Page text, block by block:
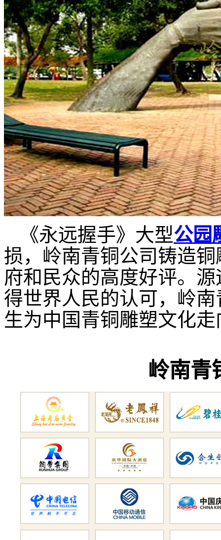
《永远握手》大型公园
损，岭南青铜公司铸造铜
府和民众的高度好评。
得世界人民的认可，岭
生为中国青铜雕塑文化
岭南青